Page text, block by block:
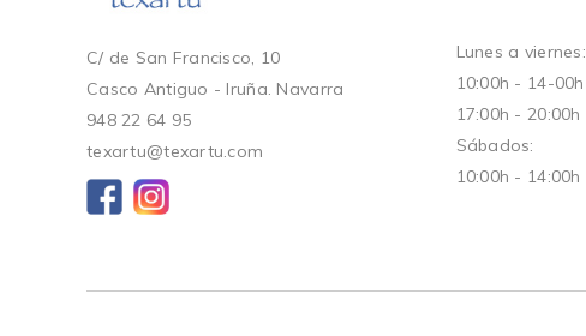
C/ de San Francisco, 10
Casco Antiguo - Iruña. Navarra
948 22 64 95
texartu@texartu.com
Lunes a viernes:
10:00h - 14-00h
17:00h - 20:00h
Sábados:
10:00h - 14:00h